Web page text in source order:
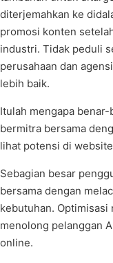
diterjemahkan ke
promosi konten
industri. Tidak peduli
perusahaan dan
lebih baik.
Itulah mengapa
bermitra bersama
lihat potensi di
Sebagian besar
bersama dengan
kebutuhan. Optimisasi
menolong pelanggan
online.